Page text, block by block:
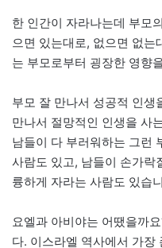
한 인간이 자라나는데 부모
으면 있는대로, 없으면 없는
는 부모로부터 굉장한 영향
부모 잘 만나서 성공적 인생
만나서 절망적인 인생을 사
남들이 다 부러워하는 그런
사람도 있고, 남들이 손가락
륭하게 자라는 사람도 있습
요엘과 아비야는 어땠을까
다. 이스라엘 역사에서 가장